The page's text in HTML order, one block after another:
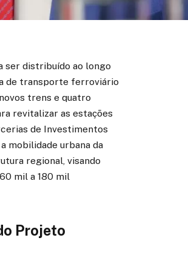
ser distribuído ao longo
de transporte ferroviário
trens e quatro
revitalizar as estações
de Investimentos
mobilidade urbana da
regional, visando
mil a 180 mil
Projeto